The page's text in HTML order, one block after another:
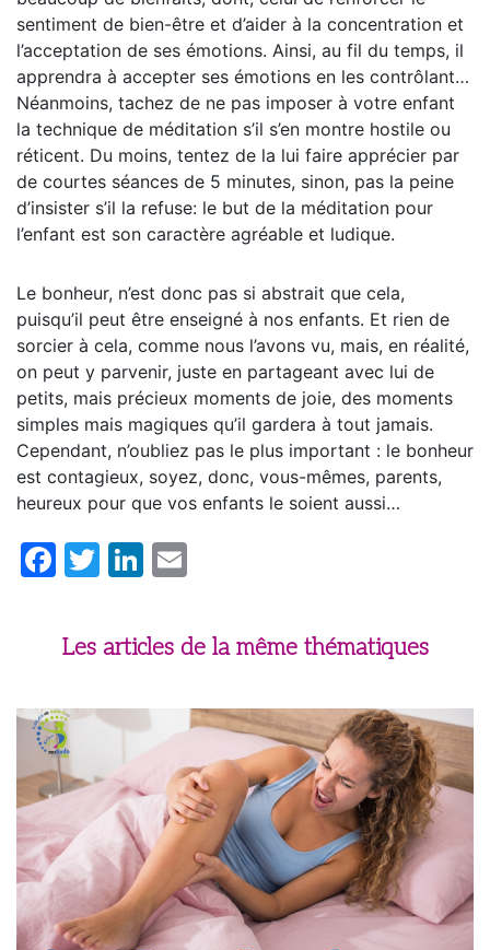
sentiment de bien-être et d’aider à la concentration et
l’acceptation de ses émotions. Ainsi, au fil du temps, il
apprendra à accepter ses émotions en les contrôlant…
Néanmoins, tachez de ne pas imposer à votre enfant
la technique de méditation s’il s’en montre hostile ou
réticent. Du moins, tentez de la lui faire apprécier par
de courtes séances de 5 minutes, sinon, pas la peine
d’insister s’il la refuse: le but de la méditation pour
l’enfant est son caractère agréable et ludique.
Le bonheur, n’est donc pas si abstrait que cela,
puisqu’il peut être enseigné à nos enfants. Et rien de
sorcier à cela, comme nous l’avons vu, mais, en réalité,
on peut y parvenir, juste en partageant avec lui de
petits, mais précieux moments de joie, des moments
simples mais magiques qu’il gardera à tout jamais.
Cependant, n’oubliez pas le plus important : le bonheur
est contagieux, soyez, donc, vous-mêmes, parents,
heureux pour que vos enfants le soient aussi…
Facebook
TwitterLinkedIn
Les articles de la même thématiques